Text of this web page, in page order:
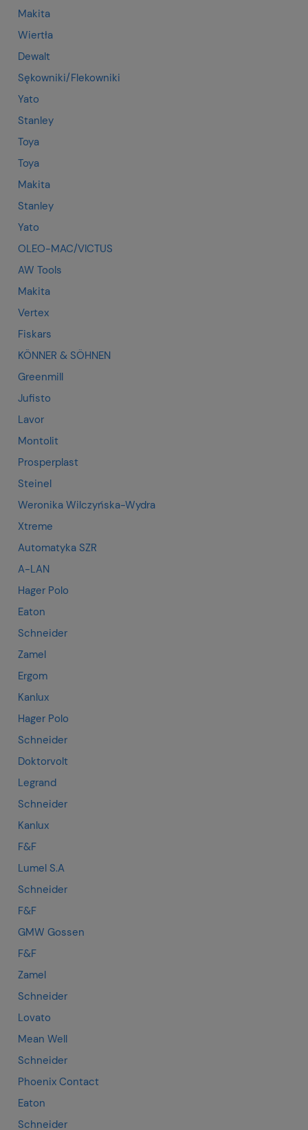
Makita
Wiertła
Dewalt
Sękowniki/Flekowniki
Yato
Stanley
Toya
Toya
Makita
Stanley
Yato
OLEO-MAC/VICTUS
AW Tools
Makita
Vertex
Fiskars
KÖNNER & SÖHNEN
Greenmill
Jufisto
Lavor
Montolit
Prosperplast
Steinel
Weronika Wilczyńska-Wydra
Xtreme
Automatyka SZR
A-LAN
Hager Polo
Eaton
Schneider
Zamel
Ergom
Kanlux
Hager Polo
Schneider
Doktorvolt
Legrand
Schneider
Kanlux
F&F
Lumel S.A
Schneider
F&F
GMW Gossen
F&F
Zamel
Schneider
Lovato
Mean Well
Schneider
Phoenix Contact
Eaton
Schneider